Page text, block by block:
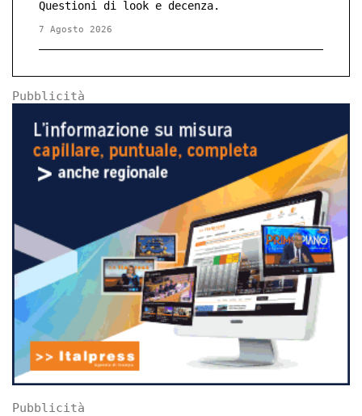
Questioni di look e decenza.
7 Agosto 2026
Pubblicità
Pubblicità